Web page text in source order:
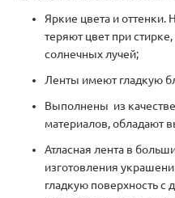
Яркие цвета и оттенки.
теряют цвет при
солнечных лучей;
Ленты имеют гладкую
Выполнены из
материалов, обладают
Атласная лента в
изготовления
гладкую поверхность с